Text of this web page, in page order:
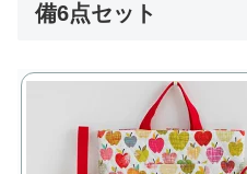
備6点セット